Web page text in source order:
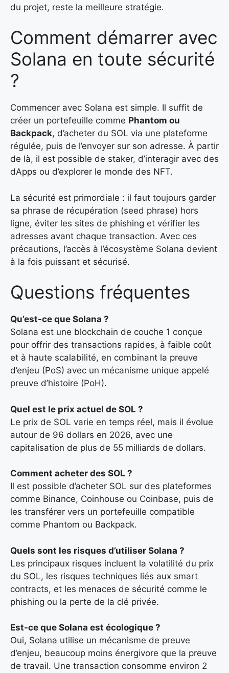
du projet, reste la meilleure stratégie.
Comment démarrer avec
Solana en toute sécurité
?
Commencer avec Solana est simple. Il suffit de
créer un portefeuille comme Phantom ou
Backpack, d’acheter du SOL via une plateforme
régulée, puis de l’envoyer sur son adresse. À partir
de là, il est possible de staker, d’interagir avec des
dApps ou d’explorer le monde des NFT.
La sécurité est primordiale : il faut toujours garder
sa phrase de récupération (seed phrase) hors
ligne, éviter les sites de phishing et vérifier les
adresses avant chaque transaction. Avec ces
précautions, l’accès à l’écosystème Solana devient
à la fois puissant et sécurisé.
Questions fréquentes
Qu’est-ce que Solana ?
Solana est une blockchain de couche 1 conçue
pour offrir des transactions rapides, à faible coût
et à haute scalabilité, en combinant la preuve
d’enjeu (PoS) avec un mécanisme unique appelé
preuve d’histoire (PoH).
Quel est le prix actuel de SOL ?
Le prix de SOL varie en temps réel, mais il évolue
autour de 96 dollars en 2026, avec une
capitalisation de plus de 55 milliards de dollars.
Comment acheter des SOL ?
Il est possible d’acheter SOL sur des plateformes
comme Binance, Coinhouse ou Coinbase, puis de
les transférer vers un portefeuille compatible
comme Phantom ou Backpack.
Quels sont les risques d’utiliser Solana ?
Les principaux risques incluent la volatilité du prix
du SOL, les risques techniques liés aux smart
contracts, et les menaces de sécurité comme le
phishing ou la perte de la clé privée.
Est-ce que Solana est écologique ?
Oui, Solana utilise un mécanisme de preuve
d’enjeu, beaucoup moins énergivore que la preuve
de travail. Une transaction consomme environ 2